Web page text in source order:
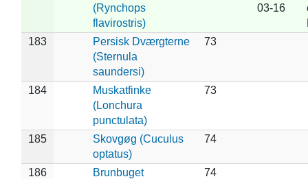
(Rynchops
flavirostris)
03-16
183
Persisk Dværgterne
(Sternula
saundersi)
73
184
Muskatfinke
(Lonchura
punctulata)
73
185
Skovgøg (Cuculus
optatus)
74
186
Brunbuget
74